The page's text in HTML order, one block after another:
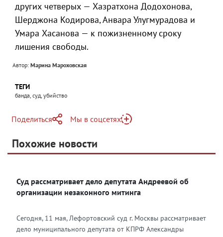
других четверых — Хазратхона Додохонова,
Шерджона Кодирова, Анвара Улугмурадова и
Умара Хасанова — к пожизненному сроку
лишения свободы.
Автор: Марина Мароховская
ТЕГИ
банда, суд, убийство
Поделиться
Telegram
Одноклассники
Мы в соцсетях
Яндекс Дзен
Похожие новости
Суд рассматривает дело депутата Андреевой об
организации незаконного митинга
Сегодня, 11 мая, Лефортовский суд г. Москвы рассматривает
дело муниципального депутата от КПРФ Александры